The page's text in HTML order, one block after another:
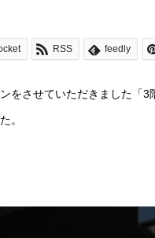
RSS feedly
をさせていただきました「
。